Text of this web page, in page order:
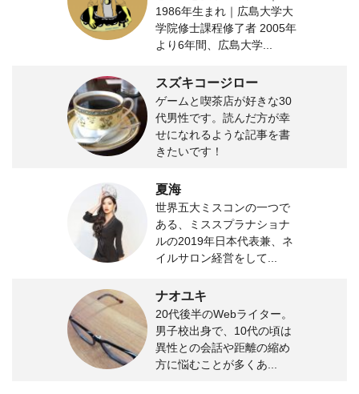
1986年生まれ｜広島大学大
学院修士課程修了者 2005年
より6年間、広島大学...
スズキコージロー
ゲームと喫茶店が好きな30
代男性です。読んだ方が幸
せになれるような記事を書
きたいです！
夏海
世界五大ミスコンの一つで
ある、ミススプラナショナ
ルの2019年日本代表兼、ネ
イルサロン経営をして...
ナオユキ
20代後半のWebライター。
男子校出身で、10代の頃は
異性との会話や距離の縮め
方に悩むことが多くあ...